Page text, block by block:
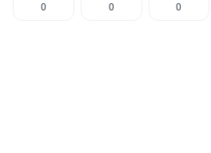
0 0 0